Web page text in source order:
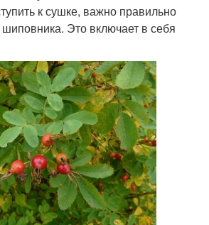
к сушке, важно правильно
Это включает в себя